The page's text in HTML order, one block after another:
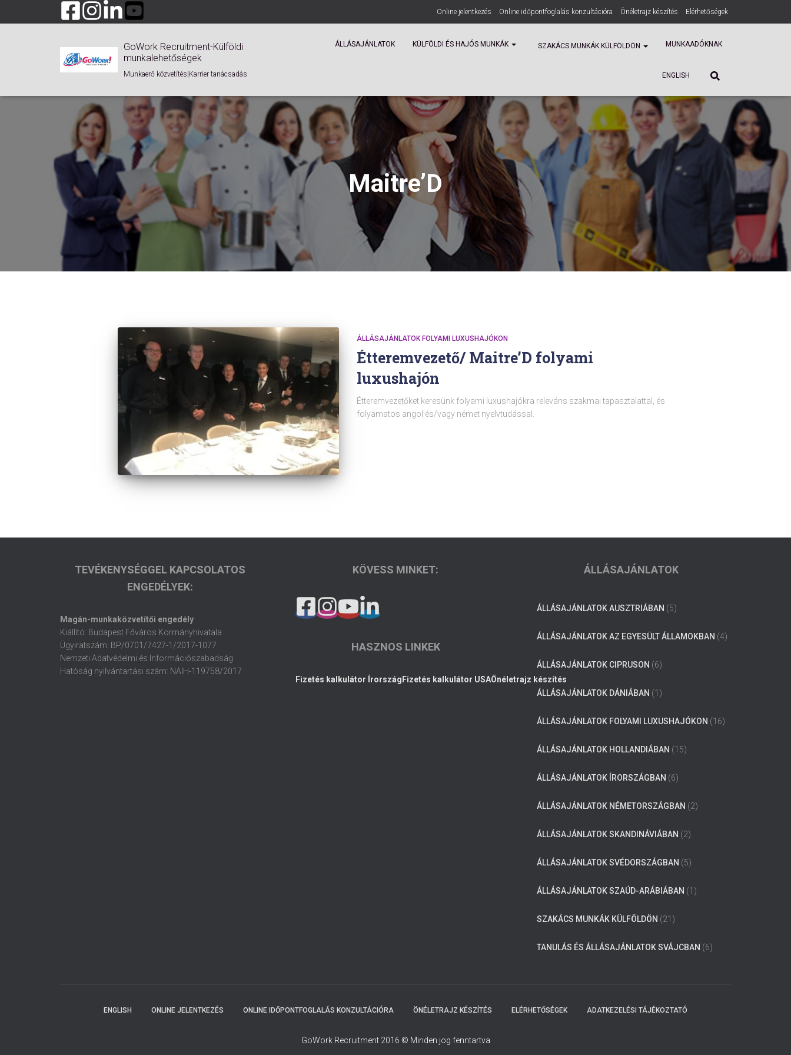
Online jelentkezés Online időpontfoglalás konzultációra Önéletrajz készítés Elérhetőségek
GoWork Recruitment-Külföldi
munkalehetőségek
Munkaerő közvetítés|Karrier tanácsadás
ÁLLÁSAJÁNLATOK KÜLFÖLDI ÉS HAJÓS MUNKÁK SZAKÁCS MUNKÁK KÜLFÖLDÖN MUNKAADÓKNAK
ENGLISH
Maitre’D
ÁLLÁSAJÁNLATOK FOLYAMI LUXUSHAJÓKON
Étteremvezető/ Maitre’D folyami
luxushajón
Étteremvezetőket keresünk folyami luxushajókra releváns szakmai tapasztalattal, és
folyamatos angol és/vagy német nyelvtudással.
TEVÉKENYSÉGGEL KAPCSOLATOS
ENGEDÉLYEK:
Magán-munkaközvetítői engedély
Kiállító: Budapest Főváros Kormányhivatala
Ügyiratszám: BP/0701/7427-1/2017-1077
Nemzeti Adatvédelmi és Információszabadság
Hatóság nyilvántartási szám: NAIH-119758/2017
KÖVESS MINKET:
HASZNOS LINKEK
Fizetés kalkulátor Írország Fizetés kalkulátor USAÖnéletrajz készítés
ÁLLÁSAJÁNLATOK
ÁLLÁSAJÁNLATOK AUSZTRIÁBAN (5)
ÁLLÁSAJÁNLATOK AZ EGYESÜLT ÁLLAMOKBAN (4)
ÁLLÁSAJÁNLATOK CIPRUSON (6)
ÁLLÁSAJÁNLATOK DÁNIÁBAN (1)
ÁLLÁSAJÁNLATOK FOLYAMI LUXUSHAJÓKON (16)
ÁLLÁSAJÁNLATOK HOLLANDIÁBAN (15)
ÁLLÁSAJÁNLATOK ÍRORSZÁGBAN (6)
ÁLLÁSAJÁNLATOK NÉMETORSZÁGBAN (2)
ÁLLÁSAJÁNLATOK SKANDINÁVIÁBAN (2)
ÁLLÁSAJÁNLATOK SVÉDORSZÁGBAN (5)
ÁLLÁSAJÁNLATOK SZAÚD-ARÁBIÁBAN (1)
SZAKÁCS MUNKÁK KÜLFÖLDÖN (21)
TANULÁS ÉS ÁLLÁSAJÁNLATOK SVÁJCBAN (6)
ENGLISH ONLINE JELENTKEZÉS ONLINE IDŐPONTFOGLALÁS KONZULTÁCIÓRA ÖNÉLETRAJZ KÉSZÍTÉS ELÉRHETŐSÉGEK ADATKEZELÉSI TÁJÉKOZTATÓ
GoWork Recruitment 2016 © Minden jog fenntartva